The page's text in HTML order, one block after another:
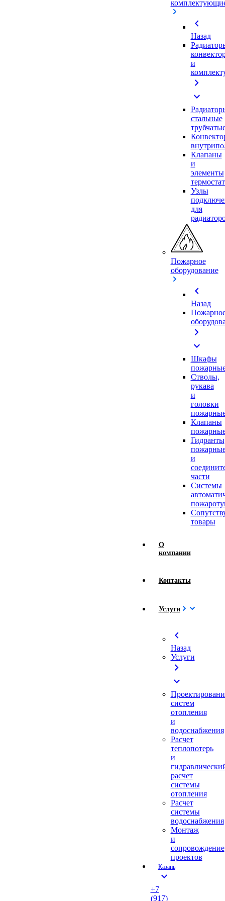
chevron_left
Назад
и
chevron_right
expand_more
стальные
Клапаны
и
элементы
Узлы
для
Пожарное
оборудование
chevron_left
Назад
chevron_right
expand_more
Шкафы
Стволы,
рукава
и
головки
Клапаны
Гидранты
и
части
Системы
товары
О
компании
Контакты
Услуги
chevron_left
Назад
Услуги
chevron_right
expand_more
систем
отопления
и
водоснабжения
Расчет
теплопотерь
и
расчет
системы
отопления
Расчет
системы
водоснабжения
Монтаж
и
сопровождение
проектов
Казань
expand_more
+7
(917)